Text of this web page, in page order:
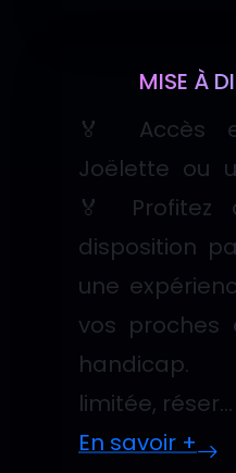
MISE À
🏅 Accès
Joëlette ou
🏅 Profitez
disposition
une
vos proches
handicap.
limitée, réser...
En savoir +